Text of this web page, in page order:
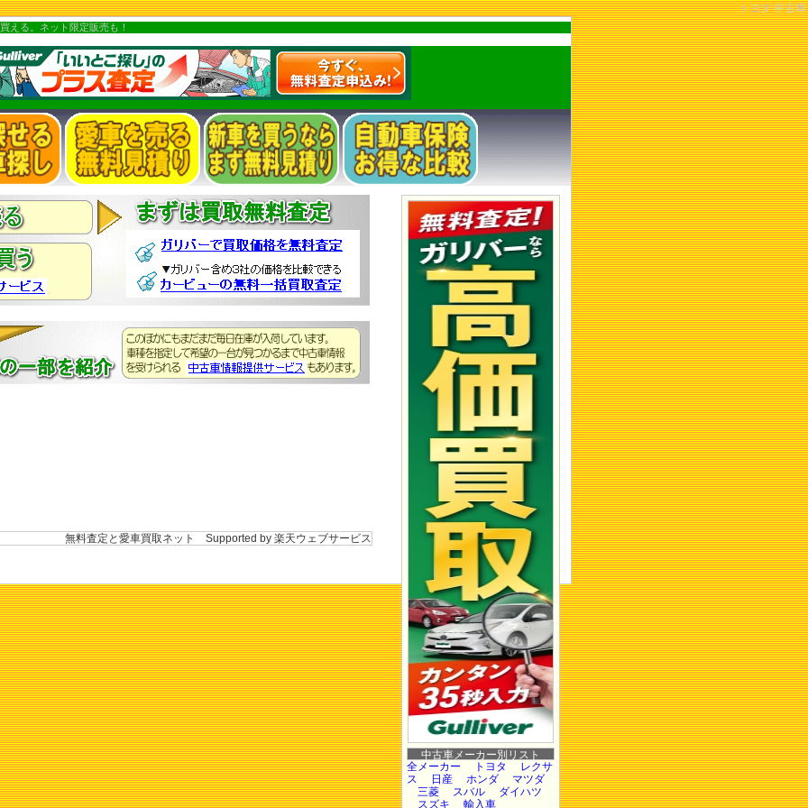
トヨタ 中古車
える。ネット限定販売も！
中古車メーカー別リスト
全メーカー
トヨタ
レクサ
ス
日産 ホンダ
マツダ
三菱
スバル
ダイハツ
スズキ
輸入車
無料査定と愛車買取ネット Supported by 楽天ウェブサービス